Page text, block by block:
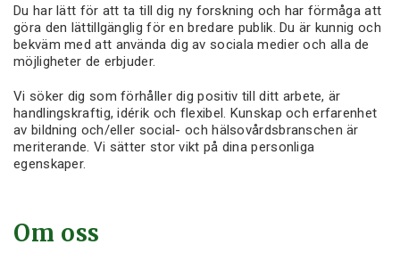
Du har lätt för att ta till dig ny forskning och har förmåga att
göra den lättillgänglig för en bredare publik. Du är kunnig och
bekväm med att använda dig av sociala medier och alla de
möjligheter de erbjuder.
Vi söker dig som förhåller dig positiv till ditt arbete, är
handlingskraftig, idérik och flexibel. Kunskap och erfarenhet
av bildning och/eller social- och hälsovårdsbranschen är
meriterande. Vi sätter stor vikt på dina personliga
egenskaper.
Om oss